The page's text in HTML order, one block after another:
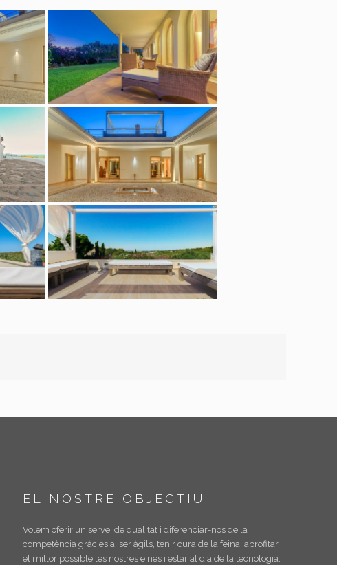
EL NOSTRE OBJECTIU
Volem oferir un servei de qualitat i diferenciar-nos de la
competència gràcies a: ser àgils, tenir cura de la feina, aprofitar
el millor possible les nostres eines i estar al dia de la tecnologia.